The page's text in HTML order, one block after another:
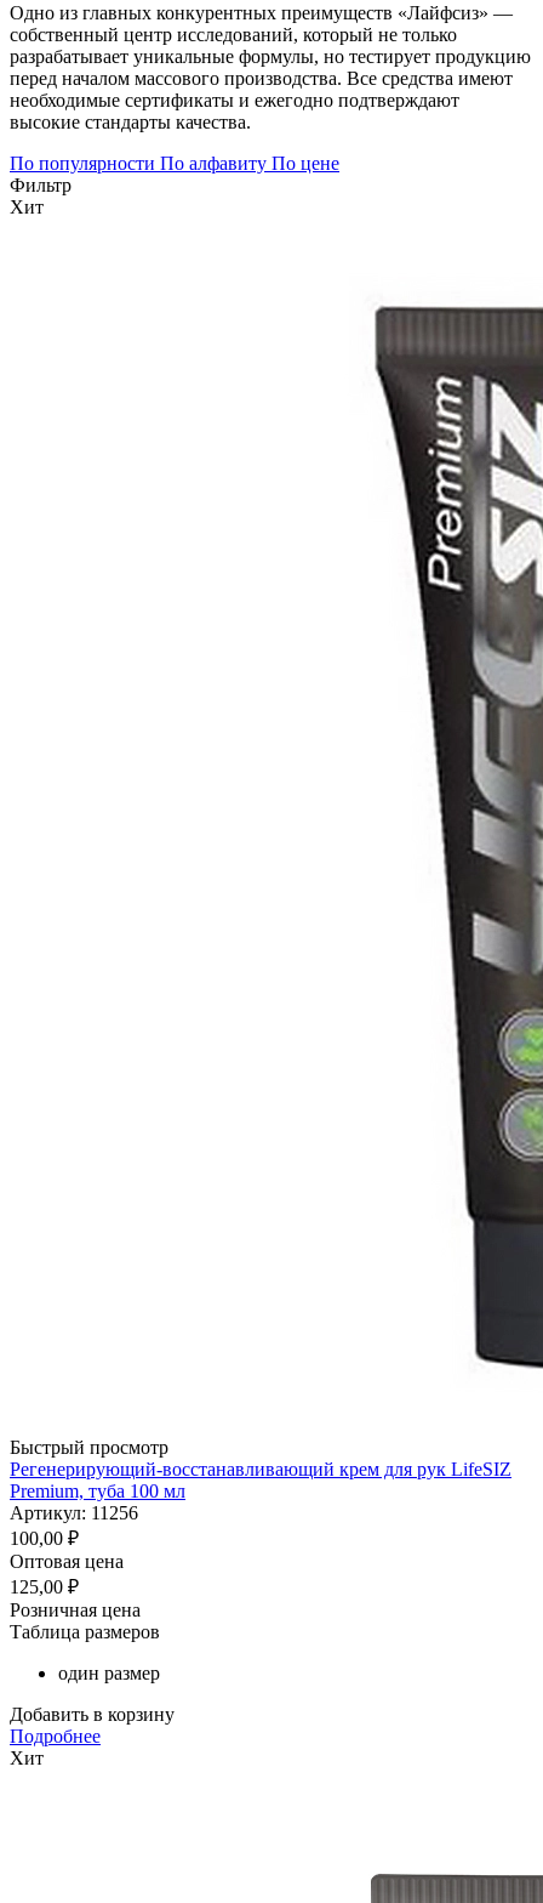
Одно из главных конкурентных преимуществ «Лайфсиз» —
собственный центр исследований, который не только
разрабатывает уникальные формулы, но тестирует продукцию
перед началом массового производства. Все средства имеют
необходимые сертификаты и ежегодно подтверждают
высокие стандарты качества.
По популярности По алфавиту По цене
Фильтр
Хит
Быстрый просмотр
Регенерирующий-восстанавливающий крем для рук LifeSIZ
Premium, туба 100 мл
Артикул: 11256
100,00 ₽
Оптовая цена
125,00 ₽
Розничная цена
Таблица размеров
один размер
Добавить в корзину
Подробнее
Хит